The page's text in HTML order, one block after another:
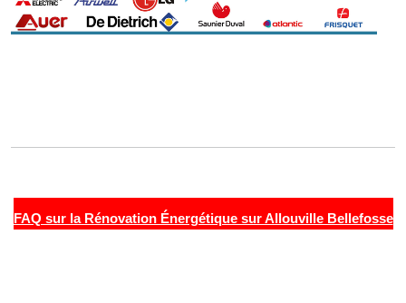
FAQ sur la Rénovation Énergétique sur Allouville Bellefosse